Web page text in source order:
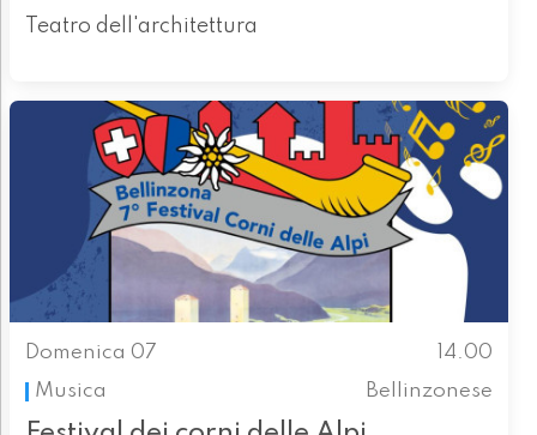
Teatro dell'architettura
Domenica 07
14.00
Musica
Bellinzonese